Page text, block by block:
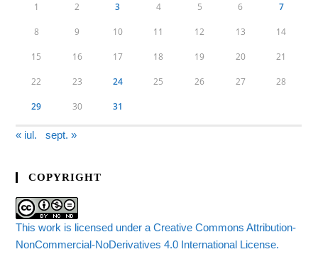
1 2 3 4 5 6 7
8 9 10 11 12 13 14
15 16 17 18 19 20 21
22 23 24 25 26 27 28
29 30 31
« iul. sept. »
COPYRIGHT
This work is licensed under a Creative Commons Attribution-
NonCommercial-NoDerivatives 4.0 International License.